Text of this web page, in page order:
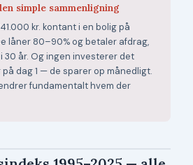
simple sammenligning
kr. kontant i en bolig på
låner 80–90% og betaler afdrag,
30 år. Og ingen investerer det
dag 1 — de sparer op månedligt.
fundamentalt hvem der